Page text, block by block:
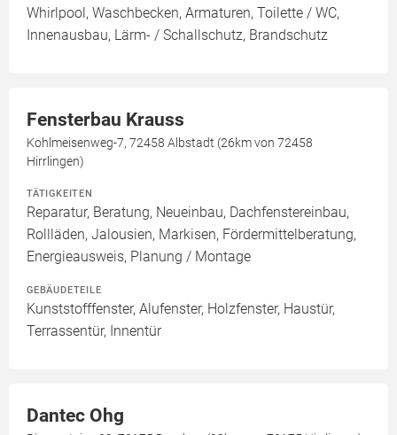
Whirlpool, Waschbecken, Armaturen, Toilette / WC,
Innenausbau, Lärm- / Schallschutz, Brandschutz
Fensterbau Krauss
Kohlmeisenweg-7, 72458 Albstadt (26km von 72458
Hirrlingen)
TÄTIGKEITEN
Reparatur, Beratung, Neueinbau, Dachfenstereinbau,
Rollläden, Jalousien, Markisen, Fördermittelberatung,
Energieausweis, Planung / Montage
GEBÄUDETEILE
Kunststofffenster, Alufenster, Holzfenster, Haustür,
Terrassentür, Innentür
Dantec Ohg